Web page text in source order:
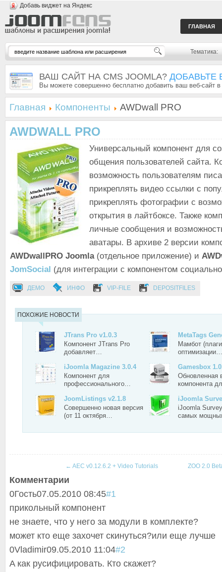
Добавь виджет на Яндекс
ГЛАВНАЯ
Тематика:
ВАШ САЙТ НА CMS JOOMLA? ДОБАВЬТЕ
Вы можете совершенно бесплатно добавить ваш веб-сайт
Главная Компоненты AWDwall PRO
AWDWALL PRO
Универсальный компонент для
общения пользователей сайта.
возможность пользователям
прикреплять видео ссылки с
прикреплять фотографии с
открытия в лайтбоксе. Также
личные сообщения и
аватары. В архиве 2 версии
AWDwallPRO Joomla(отдельное приложение) и
JomSocial (для интеграции с компонентом
ДЕМО ИНФО VIP-FILE DEPOSITFILES
ПОХОЖИЕ НОВОСТИ
JTrans Pro v1.0.3
Компонент JTrans Pro
добавляет…
MetaTags
Мамбот
оптимизации…
iJoomla Magazine 3.0.4
Компонент для
профессионального…
Gamesbox
Обновленная
компонента
JoomListings v2.1.8
Совершенно новая версия
(от 11 октября…
iJoomla
iJoomla
самых
← AEC v0.12.6.2 + Video Tutorials ZOO 2.0
Комментарии
0Гость07.05.2010 08:45#1
прикольный компонент
не знаете, что у него за модули в комплекте?
может кто еще захочет скинуться?или еще лучше
0Vladimir09.05.2010 11:04#2
A как русифицировать. Кто скажет?